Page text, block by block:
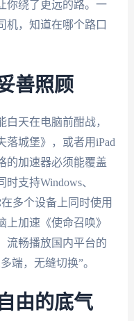
你绕了更远的路。一
机，知道在哪个路口
善照顾
天在电脑前酣战，
落城堡》，或者用iPad
的加速器必须能覆盖
支持Windows、
多个设备上同时使用
加速《使命召唤》
流畅播放国内平台的
端，无缝切换”。
由的底气